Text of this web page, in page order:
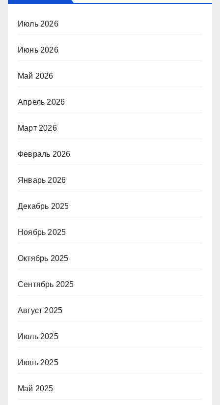
Июль 2026
Июнь 2026
Май 2026
Апрель 2026
Март 2026
Февраль 2026
Январь 2026
Декабрь 2025
Ноябрь 2025
Октябрь 2025
Сентябрь 2025
Август 2025
Июль 2025
Июнь 2025
Май 2025